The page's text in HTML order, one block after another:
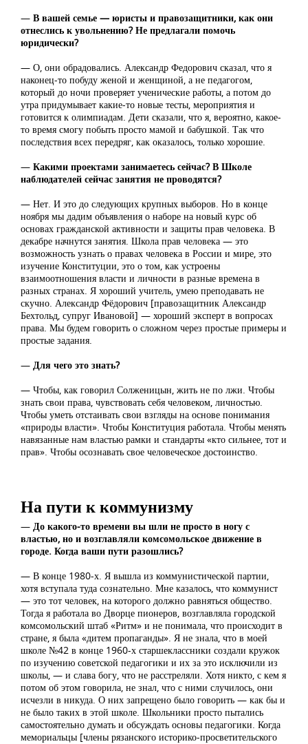
— В вашей семье — юристы и правозащитники, как они
отнеслись к увольнению? Не предлагали помочь
юридически?
— О, они обрадовались. Александр Федорович сказал, что я
наконец-то побуду женой и женщиной, а не педагогом,
который до ночи проверяет ученические работы, а потом до
утра придумывает какие-то новые тесты, мероприятия и
готовится к олимпиадам. Дети сказали, что я, вероятно, какое-
то время смогу побыть просто мамой и бабушкой. Так что
последствия всех передряг, как оказалось, только хорошие.
— Какими проектами занимаетесь сейчас? В Школе
наблюдателей сейчас занятия не проводятся?
— Нет. И это до следующих крупных выборов. Но в конце
ноября мы дадим объявления о наборе на новый курс об
основах гражданской активности и защиты прав человека. В
декабре начнутся занятия. Школа прав человека — это
возможность узнать о правах человека в России и мире, это
изучение Конституции, это о том, как устроены
взаимоотношения власти и личности в разные времена в
разных странах. Я хороший учитель, умею преподавать не
скучно. Александр Фёдорович [правозащитник Александр
Бехтольд, супруг Ивановой] — хороший эксперт в вопросах
права. Мы будем говорить о сложном через простые примеры и
простые задания.
— Для чего это знать?
— Чтобы, как говорил Солженицын, жить не по лжи. Чтобы
знать свои права, чувствовать себя человеком, личностью.
Чтобы уметь отстаивать свои взгляды на основе понимания
«природы власти». Чтобы Конституция работала. Чтобы менять
навязанные нам властью рамки и стандарты «кто сильнее, тот и
прав». Чтобы осознавать свое человеческое достоинство.
На пути к коммунизму
— До какого-то времени вы шли не просто в ногу с
властью, но и возглавляли комсомольское движение в
городе. Когда ваши пути разошлись?
— В конце 1980-х. Я вышла из коммунистической партии,
хотя вступала туда сознательно. Мне казалось, что коммунист
— это тот человек, на которого должно равняться общество.
Тогда я работала во Дворце пионеров, возглавляла городской
комсомольский штаб «Ритм» и не понимала, что происходит в
стране, я была «дитем пропаганды». Я не знала, что в моей
школе №42 в конце 1960-х старшеклассники создали кружок
по изучению советской педагогики и их за это исключили из
школы, — и слава богу, что не расстреляли. Хотя никто, с кем я
потом об этом говорила, не знал, что с ними случилось, они
исчезли в никуда. О них запрещено было говорить — как бы и
не было таких в этой школе. Школьники просто пытались
самостоятельно думать и обсуждать основы педагогики. Когда
мемориальцы [члены рязанского историко-просветительского